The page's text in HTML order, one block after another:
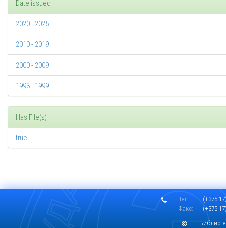
Date issued
2020 - 2025
2010 - 2019
2000 - 2009
1993 - 1999
Has File(s)
true
Тел.:
(+375
Факс:
(+375